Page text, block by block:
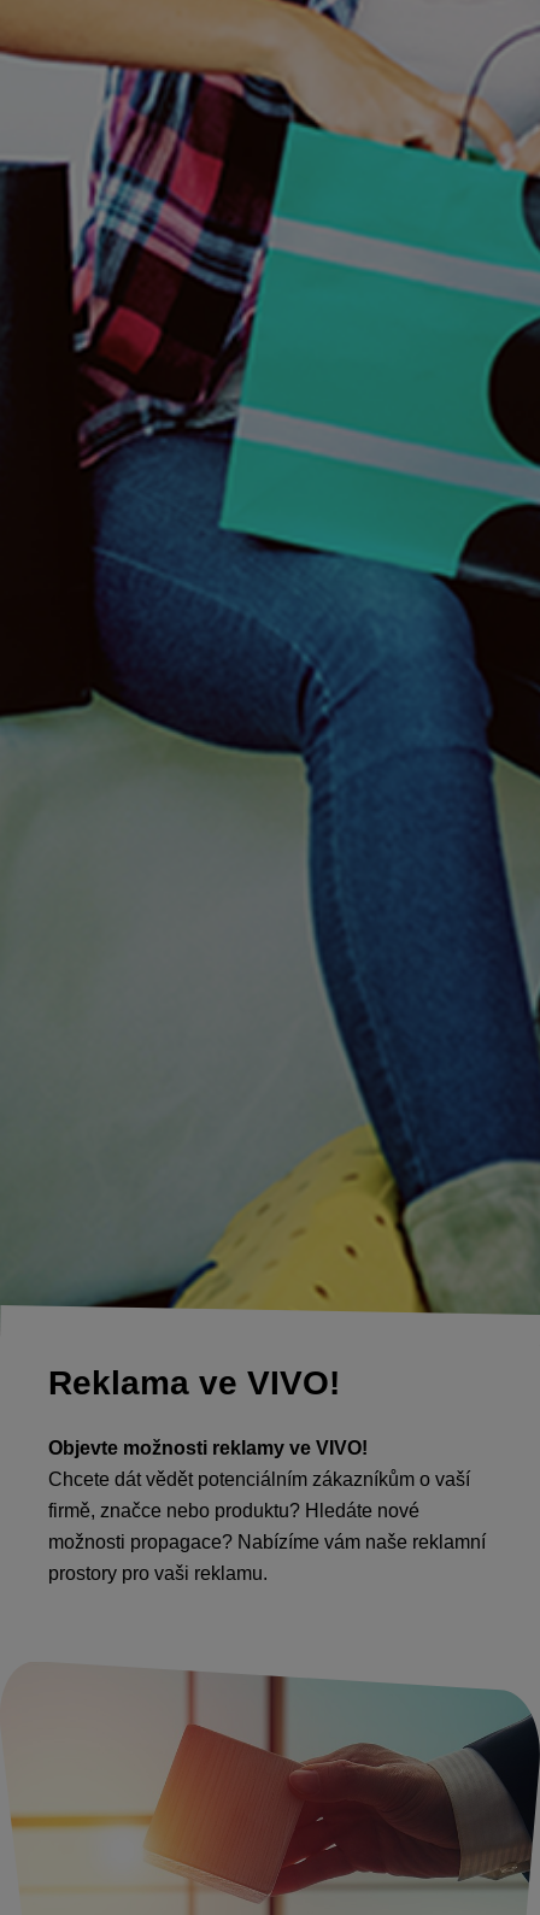
Reklama ve VIVO!
Objevte možnosti reklamy ve VIVO!
Chcete dát vědět potenciálním zákazníkům o vaší
firmě, značce nebo produktu? Hledáte nové
možnosti propagace? Nabízíme vám naše reklamní
prostory pro vaši reklamu.